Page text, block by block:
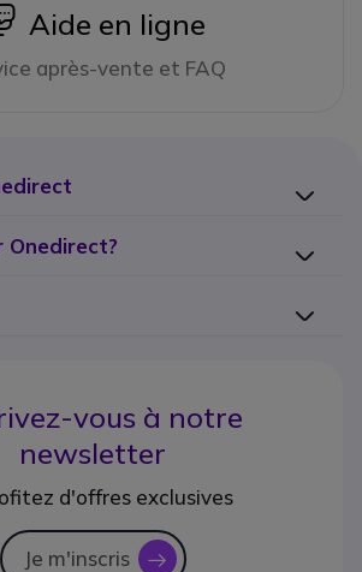
icon
Aide en ligne
après-vente et FAQ
Onedirect?
vous à notre
newsletter
d'offres exclusives
Je m'inscris icon